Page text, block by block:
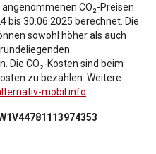
CO₂-Preisen
bis 30.06.2025 berechnet. Die
sowohl höher als auch
Die CO₂-Kosten sind beim
zu bezahlen. Weitere
mobil.info.